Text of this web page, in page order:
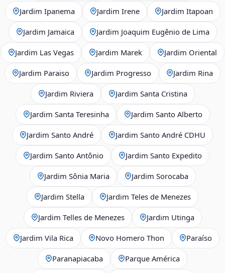
Jardim Ipanema Jardim Irene Jardim Itapoan
Jardim Jamaica Jardim Joaquim Eugênio de Lima
Jardim Las Vegas Jardim Marek Jardim Oriental
Jardim Paraiso Jardim Progresso Jardim Rina
Jardim Riviera Jardim Santa Cristina
Jardim Santa Teresinha Jardim Santo Alberto
Jardim Santo André Jardim Santo André CDHU
Jardim Santo Antônio Jardim Santo Expedito
Jardim Sônia Maria Jardim Sorocaba
Jardim Stella Jardim Teles de Menezes
Jardim Telles de Menezes Jardim Utinga
Jardim Vila Rica Novo Homero Thon Paraíso
Paranapiacaba Parque América